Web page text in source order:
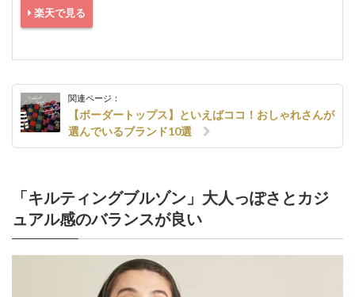
楽天で見る
関連ページ：
【ボーダートップス】といえばココ！おしゃれさんが
選んでいるブランド10選
「キルティングブルゾン」大人っぽさとカジ
ュアル感のバランスが良い